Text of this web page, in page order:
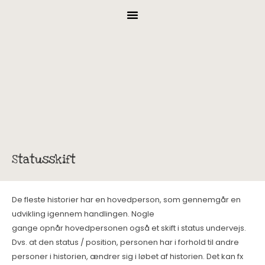
Statusskift
De fleste historier har en hovedperson, som gennemgår en
udvikling igennem handlingen. Nogle
gange opnår hovedpersonen også et skift i status undervejs.
Dvs. at den status / position, personen har i forhold til andre
personer i historien, ændrer sig i løbet af historien. Det kan fx